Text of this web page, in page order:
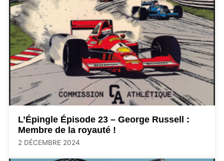
L’Épingle Épisode 23 – George Russell :
Membre de la royauté !
2 DÉCEMBRE 2024